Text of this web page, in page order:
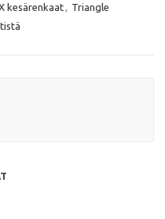
kesärenkaat
Triangle